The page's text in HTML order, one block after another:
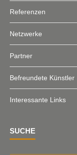
Referenzen
Netzwerke
Partner
Befreundete Künstler
Interessante Links
SUCHE